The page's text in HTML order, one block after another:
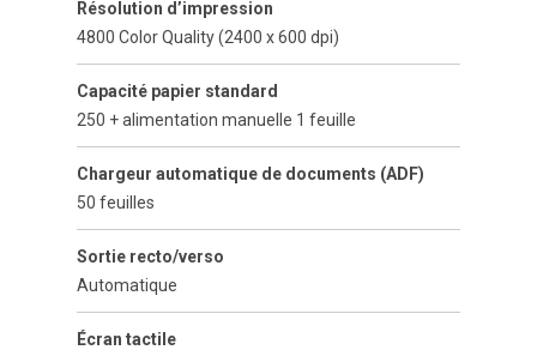
Résolution d’impression
4800 Color Quality (2400 x 600 dpi)
Capacité papier standard
250 + alimentation manuelle 1 feuille
Chargeur automatique de documents (ADF)
50 feuilles
Sortie recto/verso
Automatique
Écran tactile